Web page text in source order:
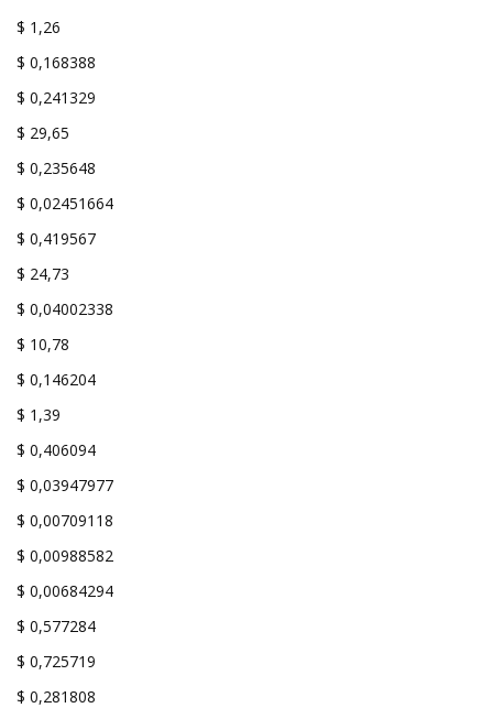
$ 1,26
$ 0,168388
$ 0,241329
$ 29,65
$ 0,235648
$ 0,02451664
$ 0,419567
$ 24,73
$ 0,04002338
$ 10,78
$ 0,146204
$ 1,39
$ 0,406094
$ 0,03947977
$ 0,00709118
$ 0,00988582
$ 0,00684294
$ 0,577284
$ 0,725719
$ 0,281808